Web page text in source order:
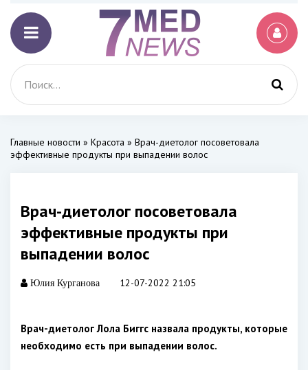
Главные новости » Красота » Врач-диетолог посоветовала
эффективные продукты при выпадении волос
Врач-диетолог посоветовала
эффективные продукты при
выпадении волос
Юлия Курганова 12-07-2022 21:05
Врач-диетолог Лола Биггс назвала продукты, которые
необходимо есть при выпадении волос.